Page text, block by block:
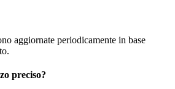
aggiornate periodicamente in base
preciso?